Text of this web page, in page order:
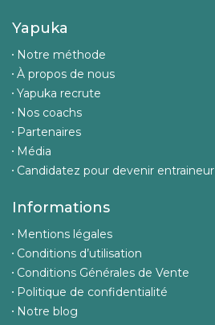
Yapuka
Notre méthode
À propos de nous
Yapuka recrute
Nos coachs
Partenaires
Média
Candidatez pour devenir entraineur
Informations
Mentions légales
Conditions d’utilisation
Conditions Générales de Vente
Politique de confidentialité
Notre blog